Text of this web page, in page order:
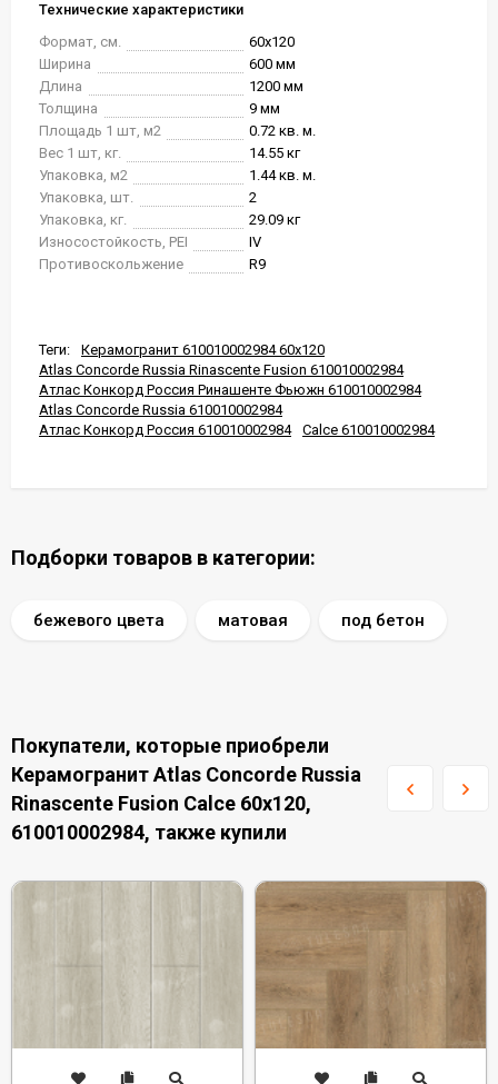
Технические характеристики
Формат, см.
60x120
Ширина
600 мм
Длина
1200 мм
Толщина
9 мм
Площадь 1 шт, м2
0.72 кв. м.
Вес 1 шт, кг.
14.55 кг
Упаковка, м2
1.44 кв. м.
Упаковка, шт.
2
Упаковка, кг.
29.09 кг
Износостойкость, PEI
IV
Противоскольжение
R9
Теги:
Керамогранит 610010002984 60x120
Atlas Concorde Russia Rinascente Fusion 610010002984
Атлас Конкорд Россия Ринашенте Фьюжн 610010002984
Atlas Concorde Russia 610010002984
Атлас Конкорд Россия 610010002984
Calce 610010002984
Подборки товаров в категории:
бежевого цвета матовая под бетон
Покупатели, которые приобрели
Керамогранит Atlas Concorde Russia
Rinascente Fusion Calce 60x120,
610010002984, также купили